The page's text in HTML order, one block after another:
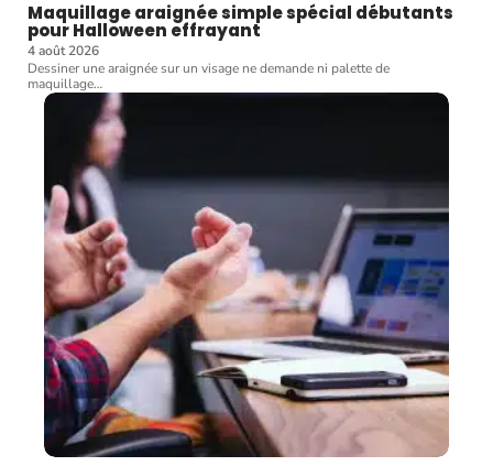
Maquillage araignée simple spécial débutants
pour Halloween effrayant
4 août 2026
Dessiner une araignée sur un visage ne demande ni palette de
maquillage…